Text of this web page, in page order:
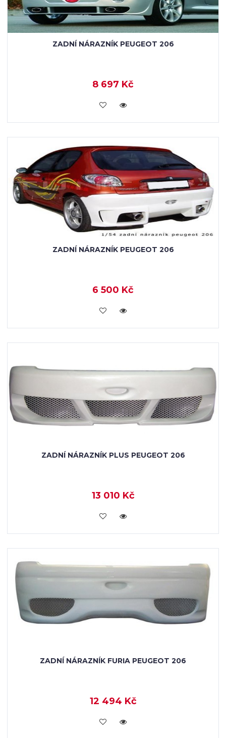
ZADNÍ NÁRAZNÍK PEUGEOT 206
8 697 Kč
KOUPIT
ZADNÍ NÁRAZNÍK PEUGEOT 206
6 500 Kč
KOUPIT
ZADNÍ NÁRAZNÍK PLUS PEUGEOT 206
13 010 Kč
KOUPIT
ZADNÍ NÁRAZNÍK FURIA PEUGEOT 206
12 494 Kč
KOUPIT